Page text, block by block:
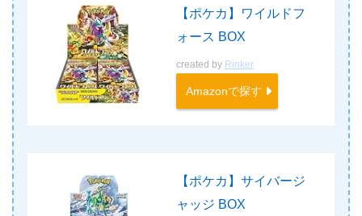
【ポケカ】ワイルドフ
ォース BOX
created by Rinker
Amazonで探す
【ポケカ】サイバージ
ャッジ BOX